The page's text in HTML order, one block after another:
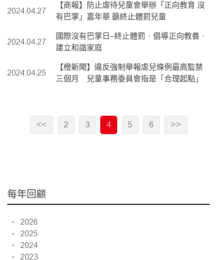
2024.04.27
【商報】防止虐待兒童會舉辦「正向教育 沒
有巴掌」嘉年華 籲終止體罰兒童
2024.04.27
國際沒有巴掌日–終止體罰，倡導正向教養，
建立和諧家庭
2024.04.25
【橙新聞】違反強制舉報虐兒條例最高監禁
三個月 兒童事務委員會指是「合理起點」
<< 2 3 4 5 6 >>
每年回顧
2026
2025
2024
2023